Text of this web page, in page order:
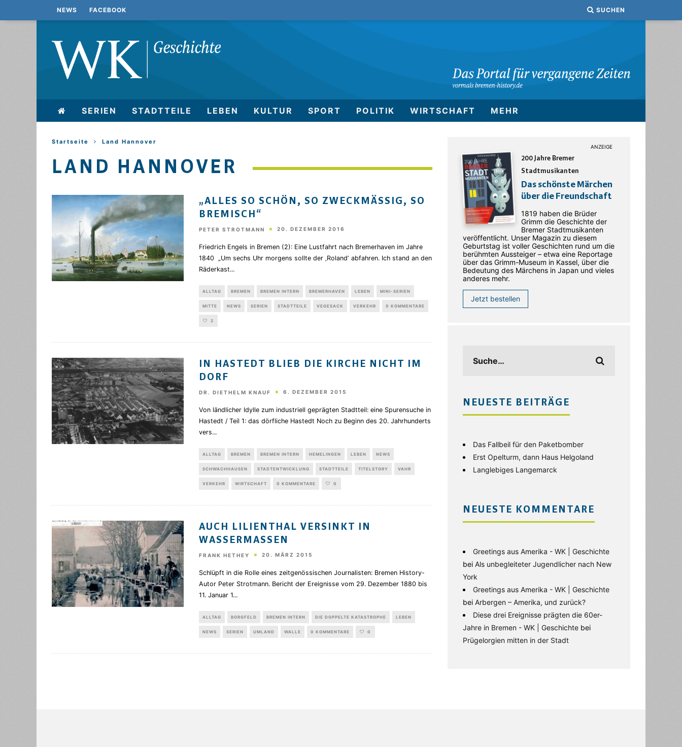
NEWS FACEBOOK SUCHEN
SERIEN STADTTEILE LEBEN KULTUR SPORT POLITIK WIRTSCHAFT MEHR
Startseite Land Hannover
LAND HANNOVER
„ALLES SO SCHÖN, SO ZWECKMÄSSIG, SO B
REMISCH“
PETER STROTMANN 20. DEZEMBER 2016
Friedrich Engels in Bremen (2): Eine Lustfahrt nach Bremerhaven im Jahre
1840 „Um sechs Uhr morgens sollte der ‚Roland‘ abfahren. Ich stand an den
Räderkast...
ALLTAG BREMEN BREMEN INTERN BREMERHAVEN LEBEN MINI-SERIEN
MITTE NEWS SERIEN STADTTEILE VEGESACK VERKEHR 0 KOMMENTARE
2
IN HASTEDT BLIEB DIE KIRCHE NICHT IM
DORF
DR. DIETHELM KNAUF 6. DEZEMBER 2015
Von ländlicher Idylle zum industriell geprägten Stadtteil: eine Spurensuche in
Hastedt / Teil 1: das dörfliche Hastedt Noch zu Beginn des 20. Jahrhunderts
vers...
ALLTAG BREMEN BREMEN INTERN HEMELINGEN LEBEN NEWS
SCHWACHHAUSEN STADTENTWICKLUNG STADTTEILE TITELSTORY VAHR
VERKEHR WIRTSCHAFT 0 KOMMENTARE 0
AUCH LILIENTHAL VERSINKT IN
WASSERMASSEN
FRANK HETHEY 20. MÄRZ 2015
Schlüpft in die Rolle eines zeitgenössischen Journalisten: Bremen History-
Autor Peter Strotmann. Bericht der Ereignisse vom 29. Dezember 1880 bis
11. Januar 1...
ALLTAG BORGFELD BREMEN INTERN DIE DOPPELTE KATASTROPHE LEBEN
NEWS SERIEN UMLAND WALLE 0 KOMMENTARE 0
200 Jahre Bremer
Stadtmusikanten
Das schönste Märchen
über die Freundschaft
1819 haben die Brüder
Grimm die Geschichte der
Bremer Stadtmusikanten
veröffentlicht. Unser Magazin zu diesem
Geburtstag ist voller Geschichten rund um die
berühmten Aussteiger – etwa eine Reportage
über das Grimm-Museum in Kassel, über die
Bedeutung des Märchens in Japan und vieles
anderes mehr.
Jetzt bestellen
NEUESTE BEITRÄGE
Das Fallbeil für den Paketbomber
Erst Opelturm, dann Haus Helgoland
Langlebiges Langemarck
NEUESTE KOMMENTARE
Greetings aus Amerika - WK | Geschichte
bei Als unbegleiteter Jugendlicher nach New
York
Greetings aus Amerika - WK | Geschichte
bei Arbergen – Amerika, und zurück?
Diese drei Ereignisse prägten die 60er-
Jahre in Bremen - WK | Geschichte bei
Prügelorgien mitten in der Stadt